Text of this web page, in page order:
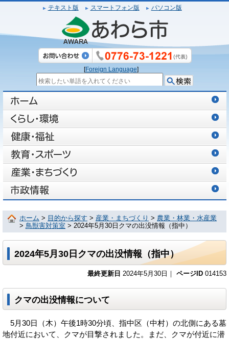
テキスト版 スマートフォン版 パソコン版
[Foreign Language]
ホーム > 目的から探す > 産業・まちづくり > 農業・林業・水産業
> 鳥獣害対策室 > 2024年5月30日クマの出没情報（指中）
2024年5月30日クマの出没情報（指中）
最終更新日 2024年5月30日｜ ページID 014153
クマの出没情報について
5月30日（木）午後1時30分頃、指中区（中村）の北側にある墓
地付近において、クマが目撃されました。まだ、クマが付近に潜